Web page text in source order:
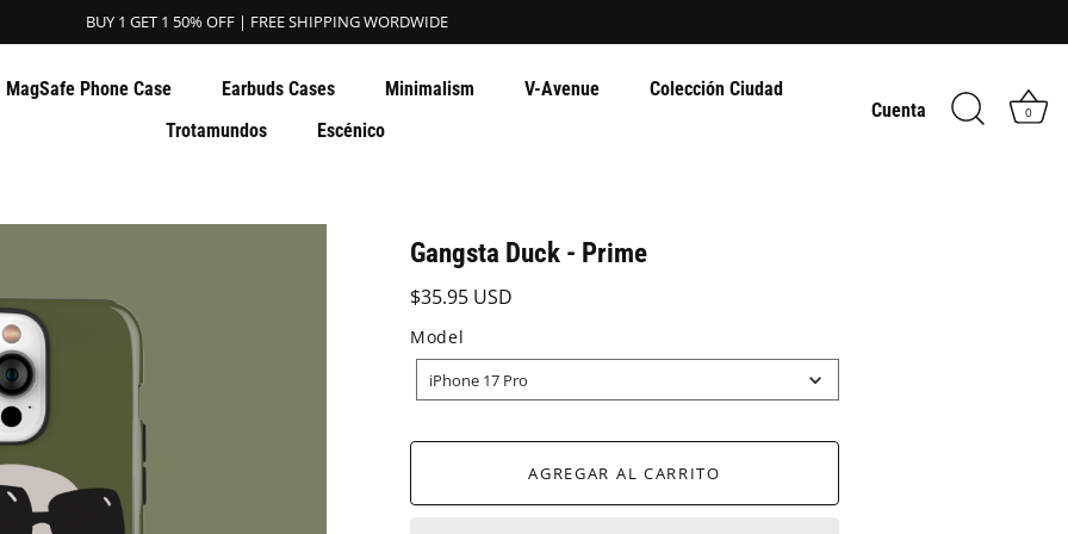
BUY 1 GET 1 50% OFF | FREE SHIPPING WORDWIDE
MagSafe Phone Case Earbuds Cases Minimalism V-Avenue
Colección Ciudad
Trotamundos
Escénico
Cuenta 0
Gangsta Duck - Prime
$35.95 USD
Model
iPhone 17 Pro
AGREGAR AL CARRITO